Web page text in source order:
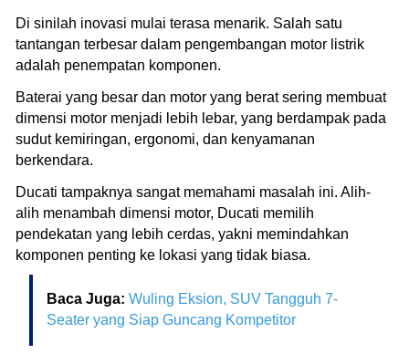
Di sinilah inovasi mulai terasa menarik. Salah satu
tantangan terbesar dalam pengembangan motor listrik
adalah penempatan komponen.
Baterai yang besar dan motor yang berat sering membuat
dimensi motor menjadi lebih lebar, yang berdampak pada
sudut kemiringan, ergonomi, dan kenyamanan
berkendara.
Ducati tampaknya sangat memahami masalah ini. Alih-
alih menambah dimensi motor, Ducati memilih
pendekatan yang lebih cerdas, yakni memindahkan
komponen penting ke lokasi yang tidak biasa.
Baca Juga: Wuling Eksion, SUV Tangguh 7-
Seater yang Siap Guncang Kompetitor